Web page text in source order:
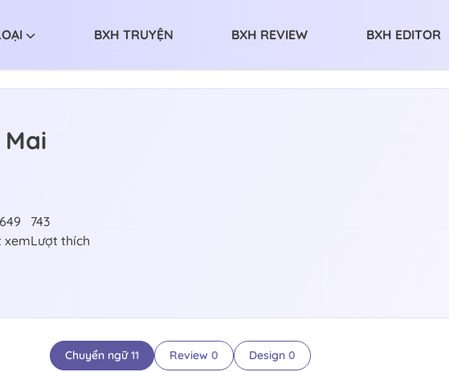
BXH TRUYỆN BXH REVIEW BXH EDITOR
xem
743
Lượt thích
Chuyển ngữ 11 Review 0 Design 0